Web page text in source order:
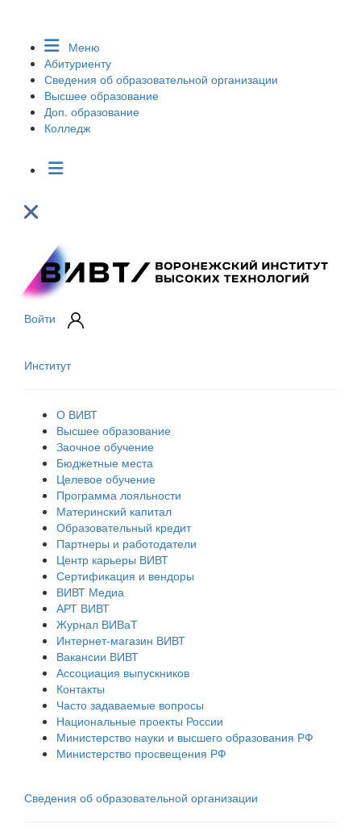
Меню
Абитуриенту
Сведения об образовательной организации
Высшее образование
Доп. образование
Колледж
Войти
Институт
О ВИВТ
Высшее образование
Заочное обучение
Бюджетные места
Целевое обучение
Программа лояльности
Материнский капитал
Образовательный кредит
Партнеры и работодатели
Центр карьеры ВИВТ
Сертификация и вендоры
ВИВТ Медиа
АРТ ВИВТ
Журнал ВИВаТ
Интернет-магазин ВИВТ
Вакансии ВИВТ
Ассоциация выпускников
Контакты
Часто задаваемые вопросы
Национальные проекты России
Министерство науки и высшего образования РФ
Министерство просвещения РФ
Сведения об образовательной организации